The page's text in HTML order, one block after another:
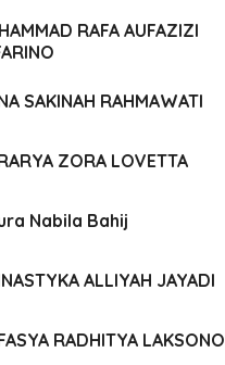
RAFA AUFAZIZI
SAKINAH RAHMAWATI
ZORA LOVETTA
Nabila Bahij
ALLIYAH JAYADI
RADHITYA LAKSONO